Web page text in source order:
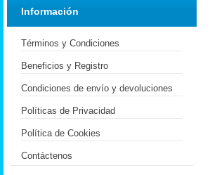
Información
Términos y Condiciones
Beneficios y Registro
Condiciones de envío y devoluciones
Políticas de Privacidad
Política de Cookies
Contáctenos